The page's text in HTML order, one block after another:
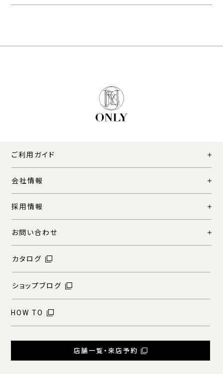
ご利用ガイド
会社情報
採用情報
お問い合わせ
カタログ
ショップブログ
HOW TO
店舗一覧・来店予約